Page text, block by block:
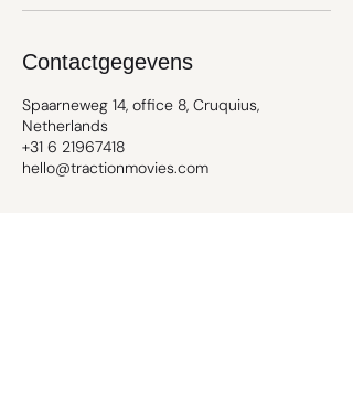
Contactgegevens
Spaarneweg 14, office 8, Cruquius,
Netherlands
+31 6 21967418
hello@tractionmovies.com